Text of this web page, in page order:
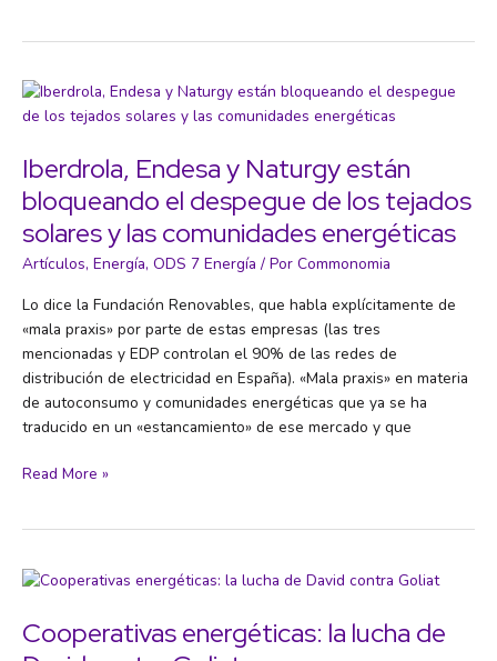
del
planeta:
poblaciones
de
animales
vertebrados
en
mundo
caen
un
73%
en
50
Iberdrola, Endesa y Naturgy están
bloqueando el despegue de los tejados
solares y las comunidades energéticas
Artículos, Energía, ODS 7 Energía / Por Commonomia
Lo dice la Fundación Renovables, que habla explícitamente de
«mala praxis» por parte de estas empresas (las tres
mencionadas y EDP controlan el 90% de las redes de
distribución de electricidad en España). «Mala praxis» en materia
de autoconsumo y comunidades energéticas que ya se ha
traducido en un «estancamiento» de ese mercado y que
Iberdrola,
están
bloqueando
el
despegue
Read More »
Cooperativas energéticas: la lucha de